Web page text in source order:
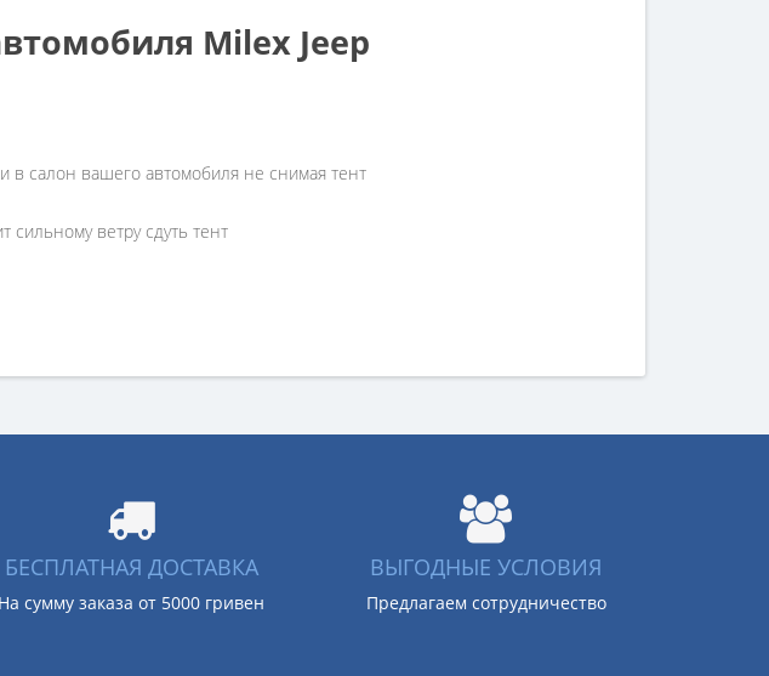
Milex Jeep
в салон вашего автомобиля не снимая тент
ветру сдуть тент
БЕСПЛАТНАЯ ДОСТАВКА
На сумму заказа от 5000 гривен
ВЫГОДНЫЕ УСЛОВИЯ
Предлагаем сотрудничество